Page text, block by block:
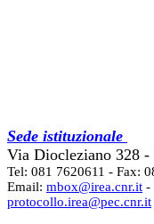
Sede istituzionale
Via Diocleziano 328
Tel: 081 7620611 - Fax:
Email: mbox@irea.cnr.it -
protocollo.irea@pec.cnr.it